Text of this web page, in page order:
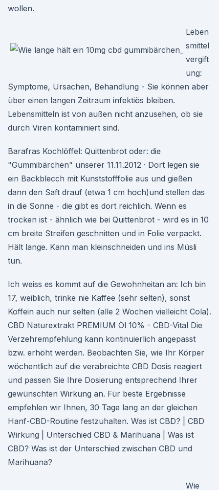
wollen.
Leben
smittel
vergift
ung:
Symptome, Ursachen, Behandlung - Sie können aber
über einen langen Zeitraum infektiös bleiben.
Lebensmitteln ist von außen nicht anzusehen, ob sie
durch Viren kontaminiert sind.
Barafras Kochlöffel: Quittenbrot oder: die
"Gummibärchen" unserer 11.11.2012 · Dort legen sie
ein Backblecch mit Kunststofffolie aus und gießen
dann den Saft drauf (etwa 1 cm hoch)und stellen das
in die Sonne - die gibt es dort reichlich. Wenn es
trocken ist - ähnlich wie bei Quittenbrot - wird es in 10
cm breite Streifen geschnitten und in Folie verpackt.
Hält lange. Kann man kleinschneiden und ins Müsli
tun.
Ich weiss es kommt auf die Gewohnheitan an: Ich bin
17, weiblich, trinke nie Kaffee (sehr selten), sonst
Koffein auch nur selten (alle 2 Wochen vielleicht Cola).
CBD Naturextrakt PREMIUM Öl 10% - CBD-Vital Die
Verzehrempfehlung kann kontinuierlich angepasst
bzw. erhöht werden. Beobachten Sie, wie Ihr Körper
wöchentlich auf die verabreichte CBD Dosis reagiert
und passen Sie Ihre Dosierung entsprechend Ihrer
gewünschten Wirkung an. Für beste Ergebnisse
empfehlen wir Ihnen, 30 Tage lang an der gleichen
Hanf-CBD-Routine festzuhalten. Was ist CBD? | CBD
Wirkung | Unterschied CBD & Marihuana | Was ist
CBD? Was ist der Unterschied zwischen CBD und
Marihuana?
Wie